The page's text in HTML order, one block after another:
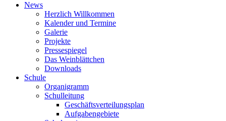
News
Herzlich Willkommen
Kalender und Termine
Galerie
Projekte
Pressespiegel
Das Weinblättchen
Downloads
Schule
Organigramm
Schulleitung
Geschäftsverteilungsplan
Aufgabengebiete